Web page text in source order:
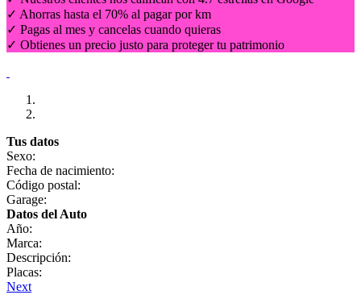
✓ Ahorras hasta el 70% al pagar por km
✓ Pagas al mes y cancelas cuando quieras
✓ Obtienes un precio justo para proteger tu patrimonio
Tus datos
Sexo:
Fecha de nacimiento:
Código postal:
Garage:
Datos del Auto
Año:
Marca:
Descripción:
Placas:
Next